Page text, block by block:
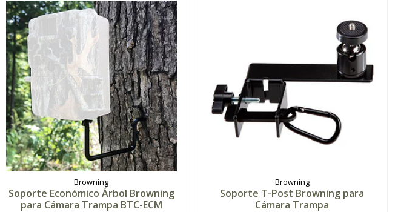
Browning
Soporte Económico Árbol Browning
para Cámara Trampa BTC-ECM
Browning
Soporte T-Post Browning para
Cámara Trampa